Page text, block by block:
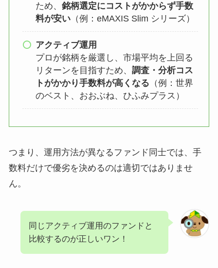
ため、 銘柄選定にコストがかからず手数
料が安い（例：eMAXIS Slim シリーズ）
アクティブ運用
プロが銘柄を厳選し、市場平均を上回る
リターンを目指すため、 調査・分析コス
トがかかり手数料が高くなる （例：世界
のベスト、おおぶね、ひふみプラス）
つまり、運用方法が異なるファンド同士では、手
数料だけで優劣を決めるのは適切ではありませ
ん。
同じアクティブ運用のファンドと
比較するのが正しいワン！